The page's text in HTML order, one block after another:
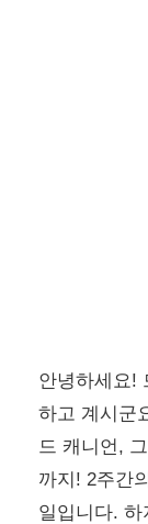
안녕하세요!
하고 계시군
드 캐니언,
까지! 2주간
일입니다. 하